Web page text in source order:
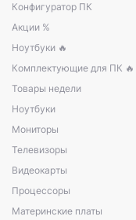
Конфигуратор ПК
Акции %
Ноутбуки 🔥
Комплектующие для ПК 🔥
Товары недели
Ноутбуки
Мониторы
Телевизоры
Видеокарты
Процессоры
Материнские платы